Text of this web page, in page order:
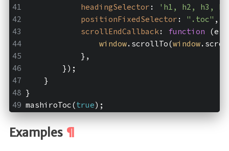
headingSelector :
'h1, h2, h3,
positionFixedSelector : ".toc" ,
scrollEndCallback : function (e
window.scrollTo(window
            },
        });
    }
}
mashiroToc(true);
Examples